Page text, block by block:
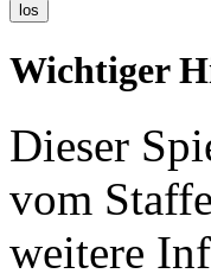
los
Wichtiger
Dieser
vom
weitere